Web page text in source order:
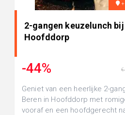
2-gangen keuzelunch bij
Hoofddorp
-44%
Geniet van een heerlijke 2-
Beren in Hoofddorp met
vooraf en een hoofdgerecht